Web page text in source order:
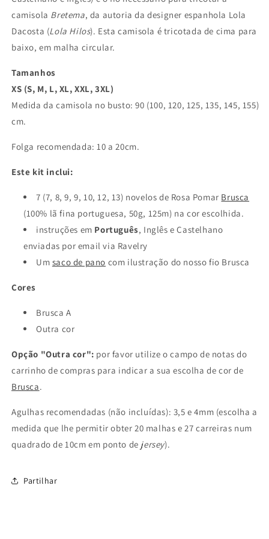
camisola Bretema, da autoria da designer espanhola Lola
Dacosta (Lola Hilos). Esta camisola é tricotada de cima para
baixo, em malha circular.
Tamanhos
XS (S, M, L, XL, XXL, 3XL)
Medida da camisola no busto: 90 (100, 120, 125, 135, 145, 155)
cm.
Folga recomendada: 10 a 20cm.
Este kit inclui:
7 (7, 8, 9, 9, 10, 12, 13) novelos de Rosa Pomar Brusca
(100% lã fina portuguesa, 50g, 125m) na cor escolhida.
instruções em Português, Inglês e Castelhano
enviadas por email via Ravelry
Um saco de pano com ilustração do nosso fio Brusca
Cores
Brusca A
Outra cor
Opção "Outra cor": por favor utilize o campo de notas do
carrinho de compras para indicar a sua escolha de cor de
Brusca.
Agulhas recomendadas (não incluídas): 3,5 e 4mm (escolha a
medida que lhe permitir obter 20 malhas e 27 carreiras num
quadrado de 10cm em ponto de jersey).
Partilhar